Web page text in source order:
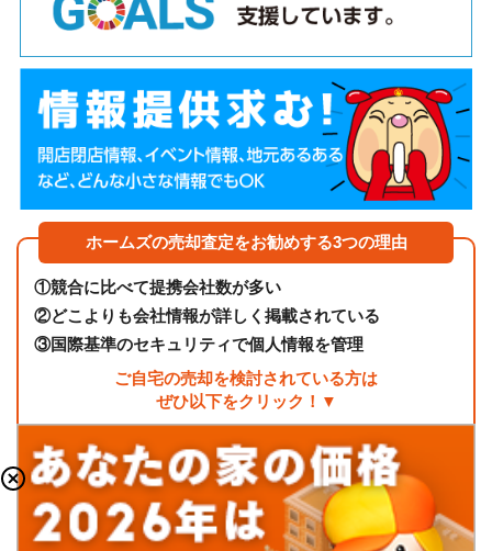
ホームズの売却査定をお勧めする3つの理由
①競合に比べて提携会社数が多い
②どこよりも会社情報が詳しく掲載されている
③国際基準のセキュリティで個人情報を管理
ご自宅の売却を検討されている方は
ぜひ以下をクリック！▼